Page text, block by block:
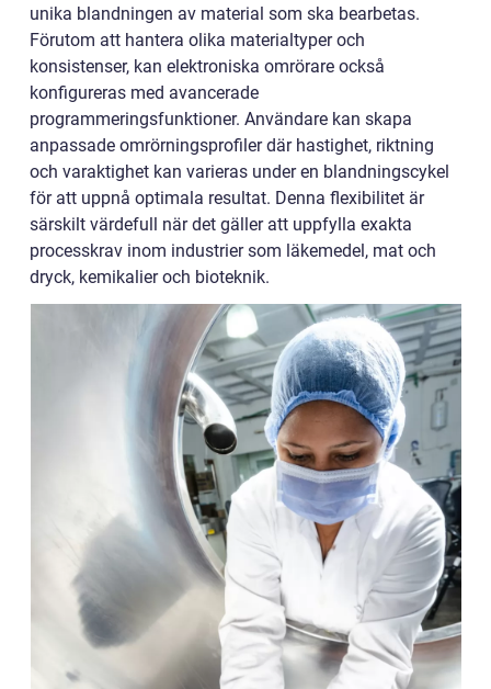
unika blandningen av material som ska bearbetas.
Förutom att hantera olika materialtyper och
konsistenser, kan elektroniska omrörare också
konfigureras med avancerade
programmeringsfunktioner. Användare kan skapa
anpassade omrörningsprofiler där hastighet, riktning
och varaktighet kan varieras under en blandningscykel
för att uppnå optimala resultat. Denna flexibilitet är
särskilt värdefull när det gäller att uppfylla exakta
processkrav inom industrier som läkemedel, mat och
dryck, kemikalier och bioteknik.